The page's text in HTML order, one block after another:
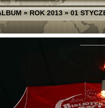
»ROK 2013»01